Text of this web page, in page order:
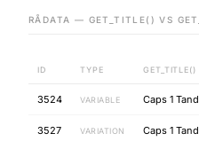
RÅDATA — GET_TITLE() VS
ID TYPE GET_TITLE()
3524 VARIABLE Caps 1 Tand
3527 VARIATION Caps 1 Tand